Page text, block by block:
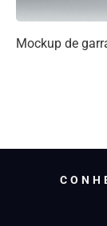
Mockup de